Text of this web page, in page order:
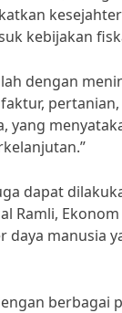
kebijakan
dengan
yang
dapat
Ramli,
daya manusia
berbagai